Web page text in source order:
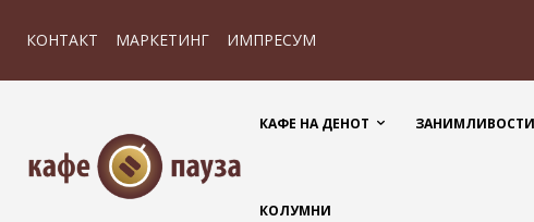
КОНТАКТ МАРКЕТИНГ ИМПРЕСУМ
КАФЕ НА ДЕНОТ ЗАНИМЛИВОСТИ
КОЛУМНИ